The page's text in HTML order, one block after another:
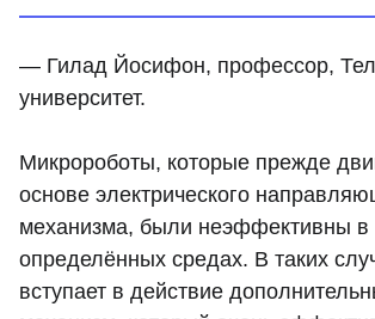
— Гилад Йосифон, профессор,
университет.
Микророботы, которые прежде
основе электрического
механизма, были неэффективны в
определённых средах. В таких
вступает в действие